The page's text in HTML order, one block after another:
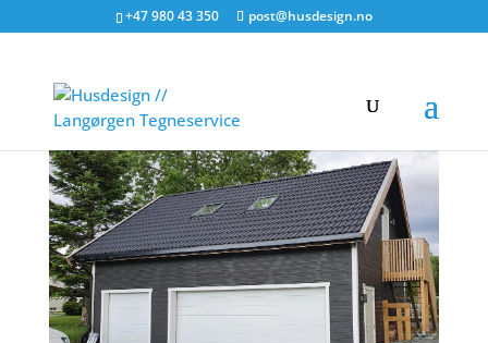
+47 980 43 350 post@husdesign.no